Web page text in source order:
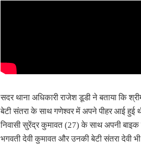
सदर थाना अधिकारी राजेश डूडी ने बताया कि
बेटी संतरा के साथ गणेश्वर में अपने पीहर आई हुई
निवासी सुरेंद्र कुमावत (27) के साथ अपनी बाइक
भगवती देवी कुमावत और उनकी बेटी संतरा देवी भी